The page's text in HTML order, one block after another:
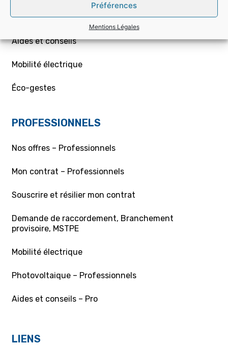
Préférences
Mentions Légales
Demande de raccordement aux réseaux Gaz/Elec
ou branchement provisoire
Aides et conseils
Mobilité électrique
Éco-gestes
PROFESSIONNELS
Nos offres – Professionnels
Mon contrat – Professionnels
Souscrire et résilier mon contrat
Demande de raccordement, Branchement
provisoire, MSTPE
Mobilité électrique
Photovoltaique – Professionnels
Aides et conseils – Pro
LIENS